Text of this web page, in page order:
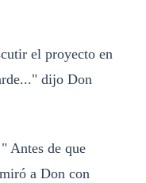
el proyecto en
dijo Don
Antes de que
a Don con